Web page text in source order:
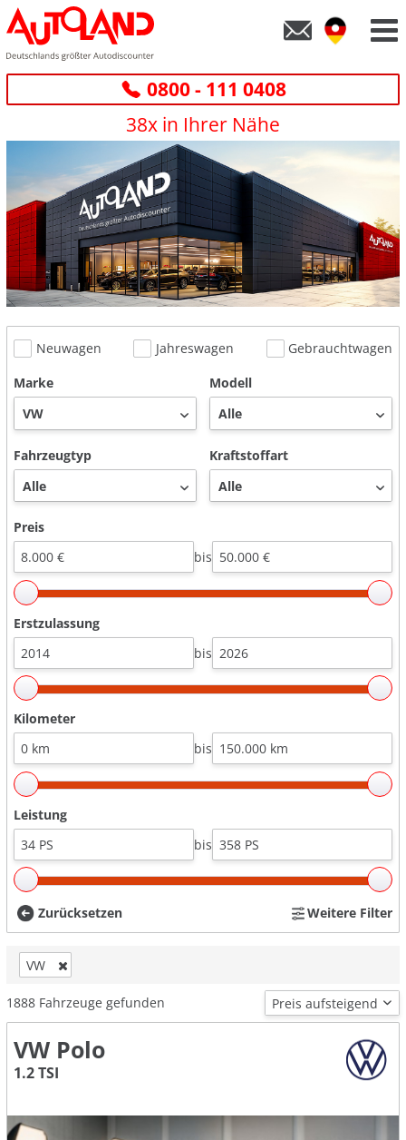
0800 - 111 0408
38x in Ihrer Nähe
Neuwagen Jahreswagen
Gebrauchtwagen
Marke
Modell
Fahrzeugtyp Kraftstoffart
Preis
bis
Erstzulassung
bis
Kilometer
bis
Leistung
bis
Zurücksetzen Weitere Filter
VW
1888 Fahrzeuge gefunden
VW Polo
1.2 TSI